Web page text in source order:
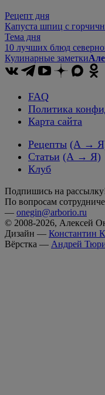
Рецепт дня
Капуста шпиц с
Тема дня
10 лучших блюд
Кулинарные заметки
FAQ
Политика
Карта сайта
Рецепты (А →
Статьи (А → Я)
Клуб
Подпишись на
По вопросам
— onegin@arborio.ru
© 2008-2026, Алексей
Дизайн — Константин
Вёрстка — Андрей